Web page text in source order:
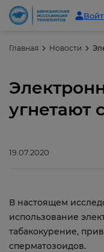
Главная Новости
угнетают
19.07.2020
В настоящем
использование
табакокурение,
сперматозоидов.